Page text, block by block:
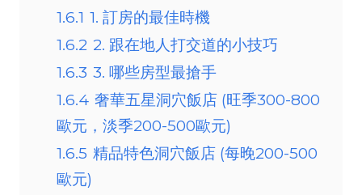
1.6.1 1. 訂房的最佳時機
1.6.2 2. 跟在地人打交道的小技巧
1.6.3 3. 哪些房型最搶手
1.6.4 奢華五星洞穴飯店 (旺季300-800
歐元，淡季200-500歐元)
1.6.5 精品特色洞穴飯店 (每晚200-500
歐元)